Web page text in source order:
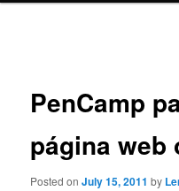
PenCamp
página web
Posted onJuly 15, 2011 by